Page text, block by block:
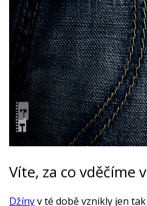
Víte, za co vděčíme
Džínyv té době vznikly jen